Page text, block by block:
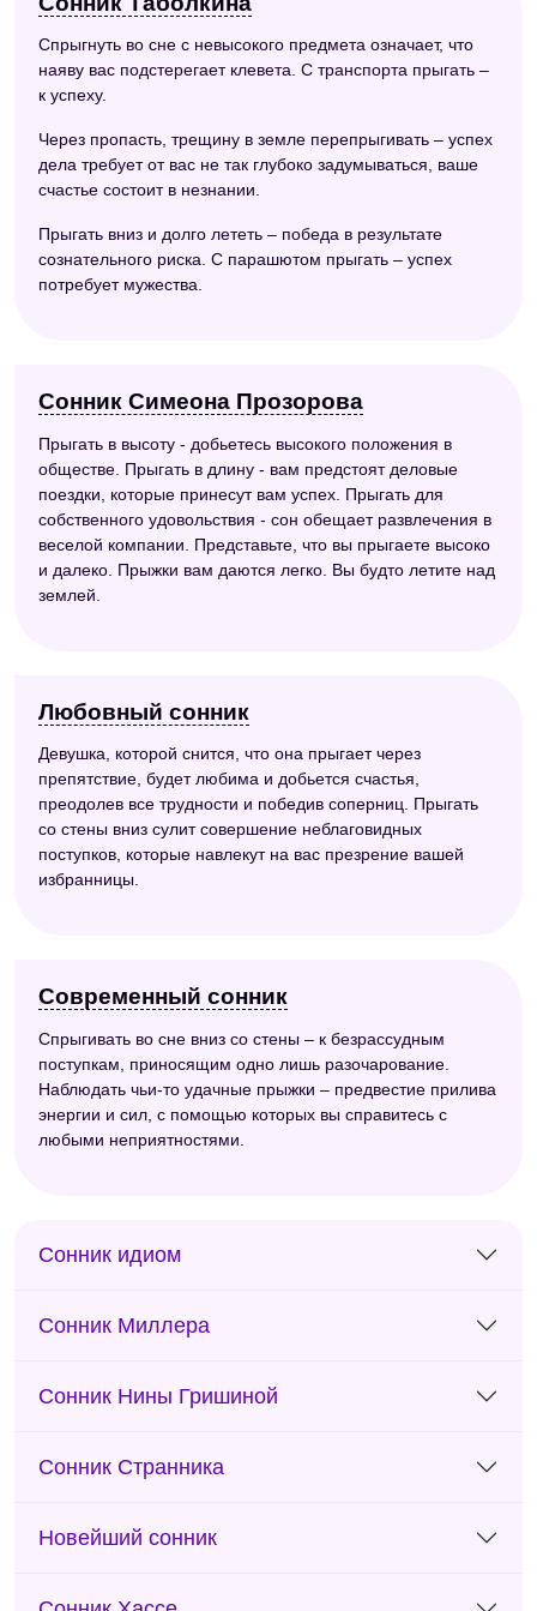
Спрыгнуть во сне с невысокого предмета означает, что
наяву вас подстерегает клевета. С транспорта прыгать –
к успеху.
Через пропасть, трещину в земле перепрыгивать – успех
дела требует от вас не так глубоко задумываться, ваше
счастье состоит в незнании.
Прыгать вниз и долго лететь – победа в результате
сознательного риска. С парашютом прыгать – успех
потребует мужества.
Сонник Симеона Прозорова
Прыгать в высоту - добьетесь высокого положения в
обществе. Прыгать в длину - вам предстоят деловые
поездки, которые принесут вам успех. Прыгать для
собственного удовольствия - сон обещает развлечения в
веселой компании. Представьте, что вы прыгаете высоко
и далеко. Прыжки вам даются легко. Вы будто летите над
землей.
Любовный сонник
Девушка, которой снится, что она прыгает через
препятствие, будет любима и добьется счастья,
преодолев все трудности и победив соперниц. Прыгать
со стены вниз сулит совершение неблаговидных
поступков, которые навлекут на вас презрение вашей
избранницы.
Современный сонник
Спрыгивать во сне вниз со стены – к безрассудным
поступкам, приносящим одно лишь разочарование.
Наблюдать чьи-то удачные прыжки – предвестие прилива
энергии и сил, с помощью которых вы справитесь с
любыми неприятностями.
Сонник идиом
Сонник Миллера
Сонник Нины Гришиной
Сонник Странника
Новейший сонник